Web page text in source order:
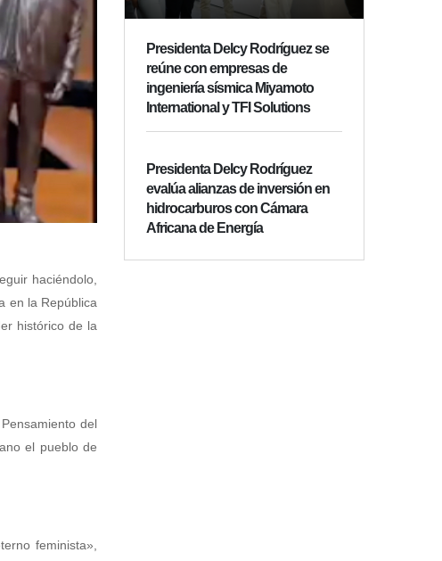
haciéndolo,
en la República
histórico de la
del
el pueblo de
feminista»,
Presidenta Delcy Rodríguez se
reúne con empresas de
ingeniería sísmica Miyamoto
International y TFI Solutions
Presidenta Delcy Rodríguez
evalúa alianzas de inversión en
hidrocarburos con Cámara
Africana de Energía